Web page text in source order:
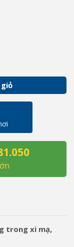
trong xi mạ,